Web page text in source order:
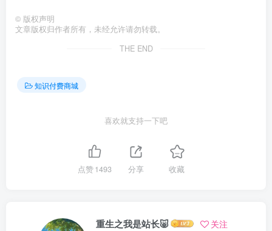
© 版权声明
文章版权归作者所有，未经允许请勿转载。
THE END
知识付费商城
喜欢就支持一下吧
点赞1493 分享 收藏
重生之我是站长🐷 关注